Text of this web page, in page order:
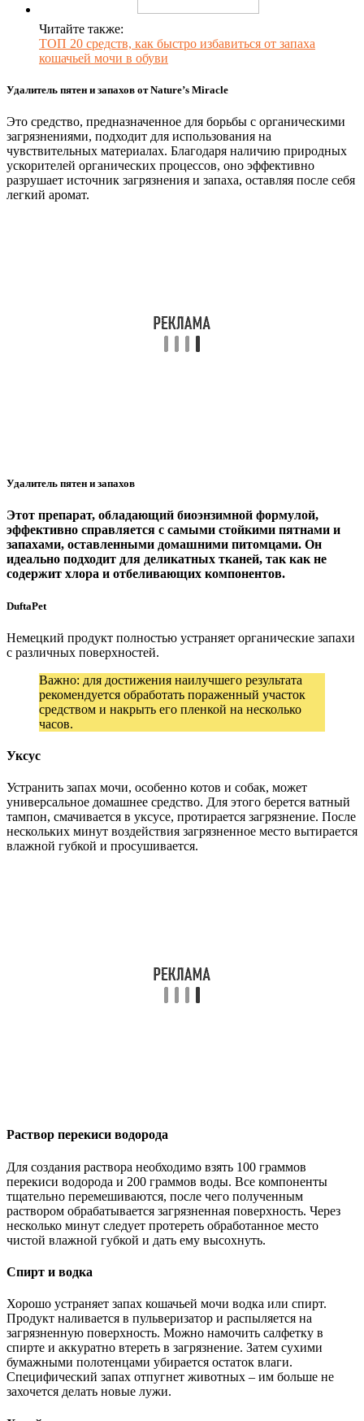
Читайте также:
ТОП 20 средств, как быстро избавиться от запаха
кошачьей мочи в обуви
Удалитель пятен и запахов от Nature’s Miracle
Это средство, предназначенное для борьбы с органическими
загрязнениями, подходит для использования на
чувствительных материалах. Благодаря наличию природных
ускорителей органических процессов, оно эффективно
разрушает источник загрязнения и запаха, оставляя после себя
легкий аромат.
Удалитель пятен и запахов
Этот препарат, обладающий биоэнзимной формулой,
эффективно справляется с самыми стойкими пятнами и
запахами, оставленными домашними питомцами. Он
идеально подходит для деликатных тканей, так как не
содержит хлора и отбеливающих компонентов.
DuftaPet
Немецкий продукт полностью устраняет органические запахи
с различных поверхностей.
Важно: для достижения наилучшего результата
рекомендуется обработать пораженный участок
средством и накрыть его пленкой на несколько
часов.
Уксус
Устранить запах мочи, особенно котов и собак, может
универсальное домашнее средство. Для этого берется ватный
тампон, смачивается в уксусе, протирается загрязнение. После
нескольких минут воздействия загрязненное место вытирается
влажной губкой и просушивается.
Раствор перекиси водорода
Для создания раствора необходимо взять 100 граммов
перекиси водорода и 200 граммов воды. Все компоненты
тщательно перемешиваются, после чего полученным
раствором обрабатывается загрязненная поверхность. Через
несколько минут следует протереть обработанное место
чистой влажной губкой и дать ему высохнуть.
Спирт и водка
Хорошо устраняет запах кошачьей мочи водка или спирт.
Продукт наливается в пульверизатор и распыляется на
загрязненную поверхность. Можно намочить салфетку в
спирте и аккуратно втереть в загрязнение. Затем сухими
бумажными полотенцами убирается остаток влаги.
Специфический запах отпугнет животных – им больше не
захочется делать новые лужи.